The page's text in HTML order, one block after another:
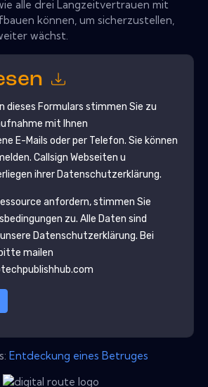
alle drei Langzeitvertrauen mit
können, um sicherzustellen,
wächst.
dieses Formulars stimmen Sie zu
mit Ihnen
E-Mails oder per Telefon. Sie können
Callsign Webseiten u
ihrer Datenschutzerklärung.
anfordern, stimmen Sie
zu. Alle Daten sind
Datenschutzerklärung. Bei
mailen
Entdeckung eines Betruges